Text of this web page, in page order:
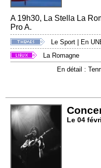
A 19h30, La Stella La
Pro A.
Le Sport
En
La Romagne
En détail :
Le 04